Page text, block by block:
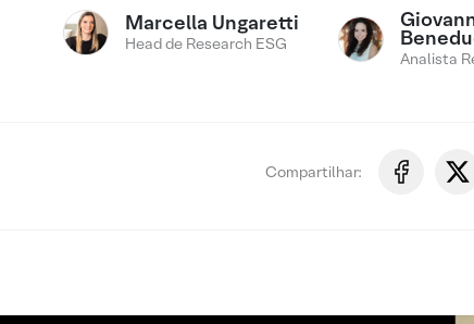
Marcella Ungaretti
Head de Research ESG
Analista
Compartilhar: